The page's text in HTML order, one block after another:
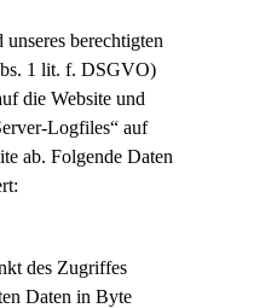
berechtigten
1 lit. f. DSGVO)
die Website und
Logfiles“ auf
ab. Folgende Daten
des Zugriffes
Daten in Byte